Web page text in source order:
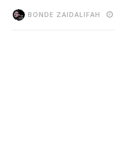
BONDE ZAIDALIFAH